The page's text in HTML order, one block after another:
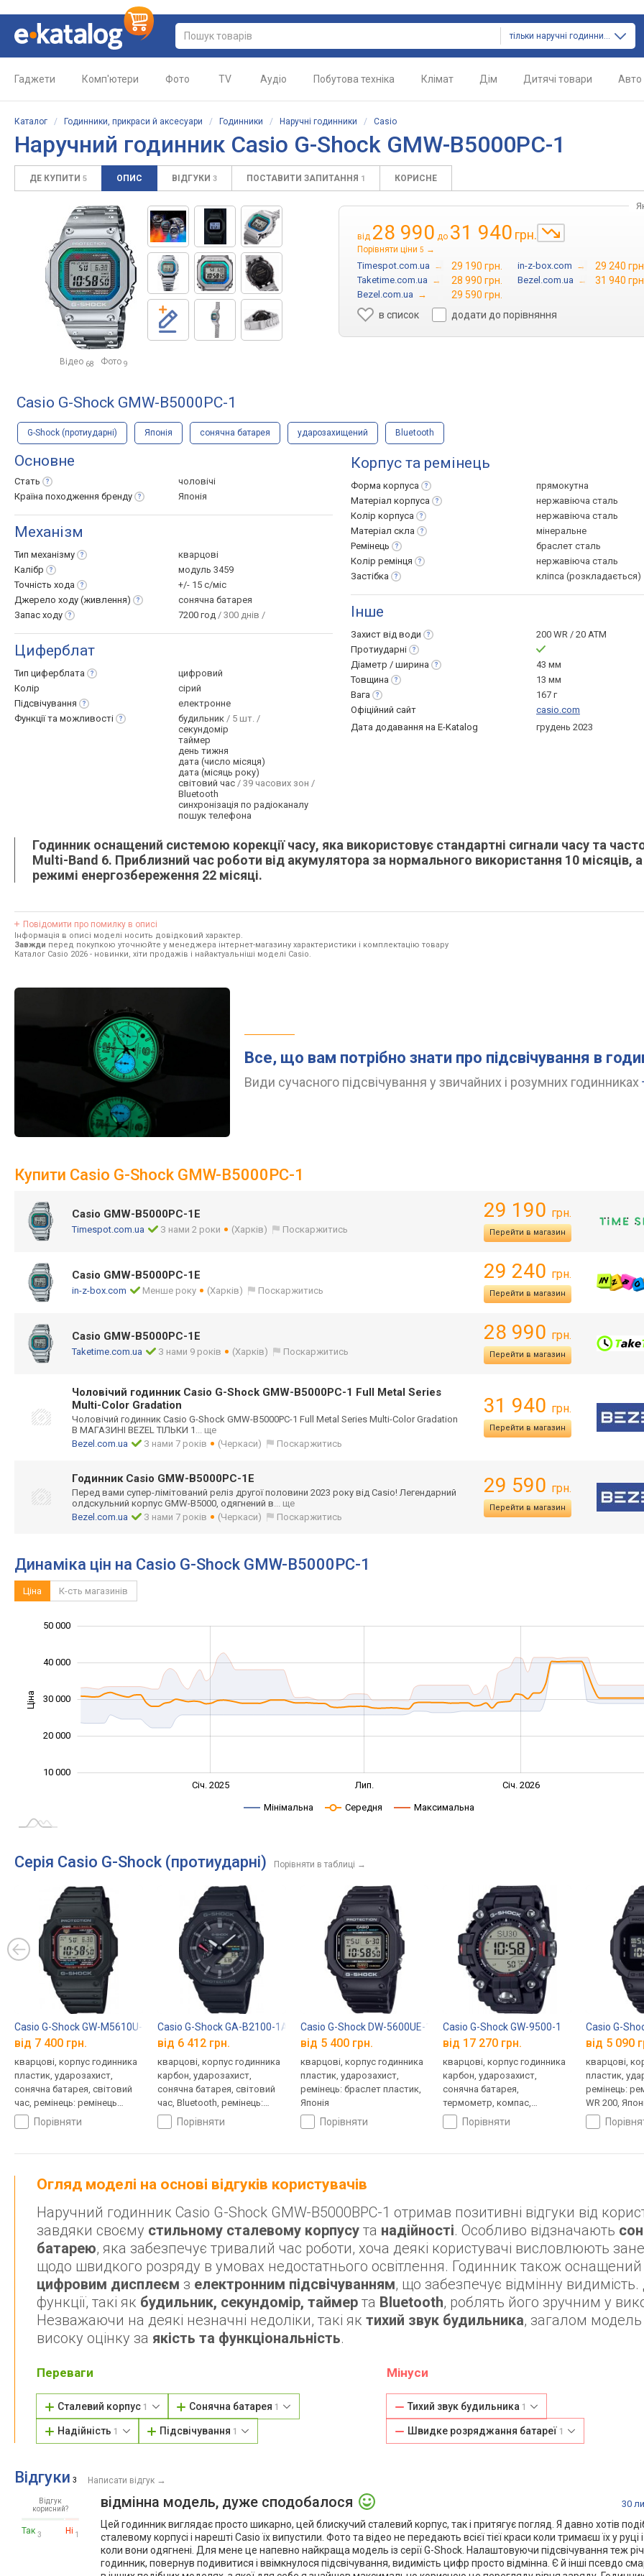
тільки наручні годинники
Гаджети Комп'ютери Фото TV Аудіо Побутова техніка Клімат Дім Дитячі товари Авто
Каталог / Годинники, прикраси й аксесуари / Годинники / Наручні годинники / Casio
Наручний годинник Casio G-Shock GMW-B5000PC-1
ДЕ КУПИТИ 5 ОПИС ВІДГУКИ 3 ПОСТАВИТИ ЗАПИТАННЯ 1 КОРИСНЕ
Відео 68 Фото 9
від 28 990 до 31 940 грн.
Порівняти ціни 5 →
Timespot.com.ua → 29 190 грн. in-z-box.com → 29 240
Taketime.com.ua → 28 990 грн. Bezel.com.ua → 31 940
Bezel.com.ua →
29 590 грн.
в список
додати до порівняння
Casio G-Shock GMW-B5000PC-1
G-Shock (протиударні) Японія сонячна батарея ударозахищений Bluetooth
Основне
Стать
чоловічі
Країна походження бренду Японія
Механізм
Тип механізму
кварцові
Калібр
модуль 3459
Точність хода
+/- 15 с/міс
Джерело ходу (живлення)
сонячна батарея
Запас ходу 7200 год / 300 днів /
Циферблат
Тип циферблата
цифровий
Колір
сірий
Підсвічування
електронне
Функції та можливості будильник / 5 шт. /
секундомір
таймер
день тижня
дата (число місяця)
дата (місяць року)
світовий час / 39 часових зон /
Bluetooth
синхронізація по радіоканалу
пошук телефона
Корпус та ремінець
Форма корпуса
прямокутна
Матеріал корпуса
нержавіюча сталь
Колір корпуса
нержавіюча сталь
Матеріал скла
мінеральне
Ремінець
браслет сталь
Колір ремінця
нержавіюча сталь
Застібка
кліпса (розкладається)
Інше
Захист від води
200 WR / 20 ATM
Протиударні
Діаметр / ширина
43 мм
Товщина
13 мм
Вага
167 г
Офіційний сайт
casio.com
Дата додавання на E-Katalog
грудень 2023
Годинник оснащений системою корекції часу, яка використовує стандартні сигнали часу та
Multi-Band 6. Приблизний час роботи від акумулятора за нормального використання 10 місяців,
режимі енергозбереження 22 місяці.
Повідомити про помилку в описі
Інформація в описі моделі носить довідковий характер.
Завжди перед покупкою уточнюйте у менеджера інтернет-магазину характеристики і комплектацію товару
Каталог Casio 2026 - новинки, хіти продажів і найактуальніші моделі Casio.
Все, що вам потрібно знати про підсвічування в
Види сучасного підсвічування у звичайних і розумних годинниках
Купити Casio G-Shock GMW-B5000PC-1
Casio GMW-B5000PC-1E
Timespot.com.ua З нами 2 роки (Харків) Поскаржитись
29 190 грн.
Перейти в магазин
Casio GMW-B5000PC-1E
in-z-box.com Менше року (Харків) Поскаржитись
29 240 грн.
Перейти в магазин
Casio GMW-B5000PC-1E
Taketime.com.ua З нами 9 років (Харків) Поскаржитись
28 990 грн.
Перейти в магазин
Чоловічий годинник Casio G-Shock GMW-B5000PC-1 Full Metal Series
Multi-Color Gradation
Чоловічий годинник Casio G-Shock GMW-B5000PC-1 Full Metal Series Multi-Color Gradation
В МАГАЗИНІ BEZEL ТІЛЬКИ 1 ... ще
Bezel.com.ua
З нами 7 років (Черкаси) Поскаржитись
31 940 грн.
Перейти в магазин
Годинник Casio GMW-B5000PC-1E
Перед вами супер-лімітований реліз другої половини 2023 року від Casio! Легендарний
олдскульний корпус GMW-B5000, одягнений в... ще
Bezel.com.ua
З нами 7 років (Черкаси) Поскаржитись
29 590 грн.
Перейти в магазин
Динаміка цін на Casio G-Shock GMW-B5000PC-1
Ціна К-сть магазинів
Ціна 10 000
10 000
20 000
30 000
40 000
50 000
Січ. 2025 Лип. Січ. 2026
Мінімальна Середня Максимальна
Серія Casio G-Shock (протиударні) Порівняти в таблиці →
Casio G-Shock GW-M5610U-1E
від 7 400 грн.
кварцові, корпус годинника
пластик, ударозахист,
сонячна батарея, світовий
час, ремінець: ремінець
каучук, WR 200, Японія
порівняти
Casio G-Shock GA-B2100-1A
від 6 412 грн.
кварцові, корпус годинника
карбон, ударозахист,
сонячна батарея, світовий
час, Bluetooth, ремінець:
браслет пластик, WR 200,
Японія
порівняти
Casio G-Shock DW-5600UE-1
від 5 400 грн.
кварцові, корпус годинника
пластик, ударозахист,
ремінець: браслет пластик,
Японія
порівняти
Casio G-Shock GW-9500-1
від 17 270 грн.
кварцові, корпус годинника
карбон, ударозахист,
сонячна батарея,
термометр, компас,
висотомір, барометр,
світовий час, ремінець:
Японія
порівняти
Casio G-
від 5 090
кварцові,
пластик,
ремінець:
WR 200,
Огляд моделі на основі відгуків користувачів
Наручний годинник Casio G-Shock GMW-B5000BPC-1 отримав позитивні відгуки від
завдяки своєму стильному сталевому корпусу та надійності. Особливо відзначають
батарею, яка забезпечує тривалий час роботи, хоча деякі користувачі висловлюють
щодо швидкого розряду в умовах недостатнього освітлення. Годинник також оснащений
цифровим дисплеєм з електронним підсвічуванням, що забезпечує відмінну видимість.
функції, такі як будильник, секундомір, таймер та Bluetooth, роблять його зручним у
Незважаючи на деякі незначні недоліки, такі як тихий звук будильника, загалом
високу оцінку за якість та функціональність.
Переваги
Сталевий корпус 1 Сонячна батарея 1
Надійність 1 Підсвічування 1
Мінуси
Тихий звук будильника 1
Швидке розряджання батареї 1
Відгуки 3 Написати відгук →
Відгук
корисний?
Так 3 Ні 1
відмінна модель, дуже сподобалося 30
Цей годинник виглядає просто шикарно, цей блискучий сталевий корпус, так і притягує погляд. Я давно хотів
сталевому корпусі і нарешті Casio їх випустили. Фото та відео не передають всієї тієї краси коли тримаєш їх у руці
коли вони одягнені. Для мене це напевно найкраща модель із серії G-Shock. Налаштовуючи підсвічування теж
годинник, повернув подивитися і ввімкнулося підсвічування, видимість цифр просто відмінна. Є й інші псевдо